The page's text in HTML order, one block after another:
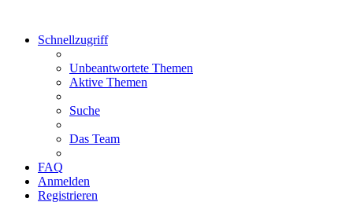
Schnellzugriff
Unbeantwortete Themen
Aktive Themen
Suche
Das Team
FAQ
Anmelden
Registrieren